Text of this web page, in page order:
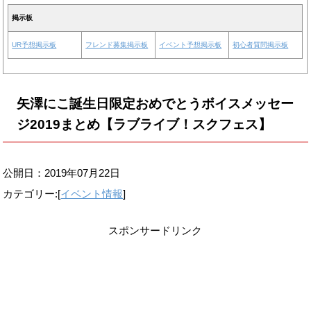
掲示板
UR予想掲示板 フレンド募集掲示板 イベント予想掲示板 初心者質問掲示板
矢澤にこ誕生日限定おめでとうボイスメッセー
ジ2019まとめ【ラブライブ！スクフェス】
公開日： 2019年07月22日
カテゴリー:[イベント情報]
スポンサードリンク